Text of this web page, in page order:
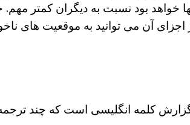
خواهد بود نسبت به دیگران کمتر مهم.
آن می توانید به موقعیت های
گزارش کلمه انگلیسی است که چند